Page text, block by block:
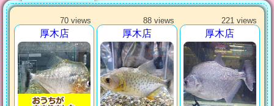
70 views
厚木店
88 views
厚木店
221 views
厚木店